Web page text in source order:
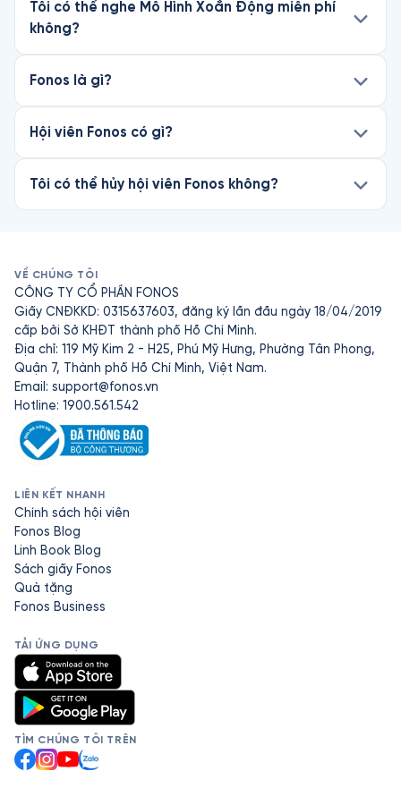
Tôi có thể nghe Mô Hình Xoắn Động miễn phí
không?
Fonos là gì?
Hội viên Fonos có gì?
Tôi có thể hủy hội viên Fonos không?
VỀ CHÚNG TÔI
CÔNG TY CỔ PHẦN FONOS
Giấy CNĐKKD: 0315637603, đăng ký lần đầu ngày 18/04/2019
cấp bởi Sở KHĐT thành phố Hồ Chí Minh.
Địa chỉ: 119 Mỹ Kim 2 - H25, Phú Mỹ Hưng, Phường Tân Phong,
Quận 7, Thành phố Hồ Chí Minh, Việt Nam.
Email: support@fonos.vn
Hotline: 1900.561.542
LIÊN KẾT NHANH
Chính sách hội viên
Fonos Blog
Linh Book Blog
Sách giấy Fonos
Quà tặng
Fonos Business
TẢI ỨNG DỤNG
TÌM CHÚNG TÔI TRÊN
Facebook
Instagram
YouTube
Zalo